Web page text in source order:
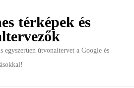
térképek és
egyszerűen útvonaltervet a Google és